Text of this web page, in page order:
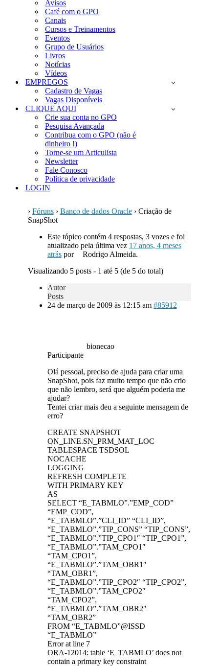
Avisos
Café com o GPO
Canais
Cursos e Treinamentos
Eventos
Grupo de Usuários
Livros
Notícias
Vídeos
EMPREGOS
Cadastro de Vagas
Vagas Disponíveis
CLIQUE AQUI
Crie sua conta no GPO
Pesquisa Avançada
Contribua com o GPO (não é
dinheiro !)
Torne-se um Articulista
Newsletter
Fale Conosco
Política de privacidade
LOGIN
› Fóruns › Banco de dados Oracle › Criação de
SnapShot
Este tópico contém 4 respostas, 3 vozes e foi
atualizado pela última vez 17 anos, 4 meses
atráspor
Rodrigo Almeida.
Visualizando 5 posts - 1 até 5 (de 5 do total)
Autor
Posts
24 de março de 2009 às 12:15 am #85912
bionecao
Participante
Olá pessoal, preciso de ajuda para criar uma
SnapShot, pois faz muito tempo que não crio
que não lembro, será que alguém poderia me
ajudar?
Tentei criar mais deu a seguinte mensagem de
erro?
CREATE SNAPSHOT
ON_LINE.SN_PRM_MAT_LOC
TABLESPACE TSDSOL
NOCACHE
LOGGING
REFRESH COMPLETE
WITH PRIMARY KEY
AS
SELECT “E_TABMLO”.”EMP_COD”
“EMP_COD”,
“E_TABMLO”.”CLI_ID” “CLI_ID”,
“E_TABMLO”.”TIP_CONS” “TIP_CONS”,
“E_TABMLO”.”TIP_CPO1″ “TIP_CPO1”,
“E_TABMLO”.”TAM_CPO1″
“TAM_CPO1”,
“E_TABMLO”.”TAM_OBR1″
“TAM_OBR1”,
“E_TABMLO”.”TIP_CPO2″ “TIP_CPO2”,
“E_TABMLO”.”TAM_CPO2″
“TAM_CPO2”,
“E_TABMLO”.”TAM_OBR2″
“TAM_OBR2”
FROM “E_TABMLO”@ISSD
“E_TABMLO”
Error at line 7
ORA-12014: table ‘E_TABMLO’ does not
contain a primary key constraint